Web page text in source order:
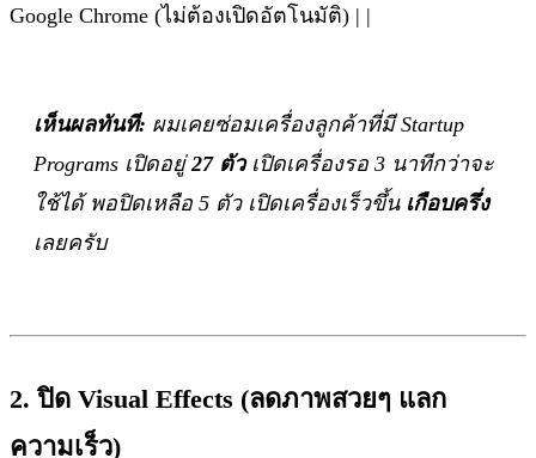
Google Chrome (ไม่ต้องเปิดอัตโนมัติ) | |
เห็นผลทันที: ผมเคยซ่อมเครื่องลูกค้าที่มี Startup
Programs เปิดอยู่27 ตัวเปิดเครื่องรอ 3 นาทีกว่าจะ
ใช้ได้ พอปิดเหลือ 5 ตัว เปิดเครื่องเร็วขึ้น เกือบครึ่ง
เลยครับ
2. ปิด Visual Effects (ลดภาพสวยๆ แลก
ความเร็ว)